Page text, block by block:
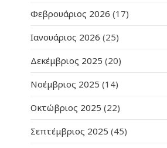
Φεβρουάριος 2026 (17)
Ιανουάριος 2026 (25)
Δεκέμβριος 2025 (20)
Νοέμβριος 2025 (14)
Οκτώβριος 2025 (22)
Σεπτέμβριος 2025 (45)